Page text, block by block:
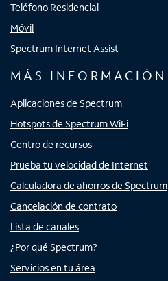
Teléfono Residencial
Móvil
Spectrum Internet Assist
MÁS INFORMACIÓN
Aplicaciones de Spectrum
Hotspots de Spectrum WiFi
Centro de recursos
Prueba tu velocidad de Internet
Calculadora de ahorros de Spectrum
Cancelación de contrato
Lista de canales
¿Por qué Spectrum?
Servicios en tu área